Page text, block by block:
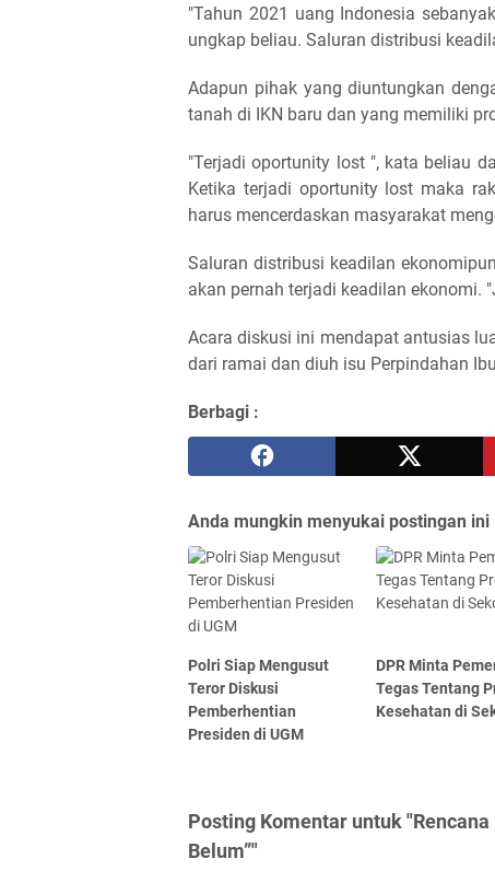
"Tahun 2021 uang Indonesia
ungkap beliau. Saluran distribusi
Adapun pihak yang diuntungkan
tanah di IKN baru dan yang memiliki
"Terjadi oportunity lost ", kata beliau
Ketika terjadi oportunity lost maka
harus mencerdaskan masyarakat
Saluran distribusi keadilan
akan pernah terjadi keadilan ekonomi.
Acara diskusi ini mendapat antusias
dari ramai dan diuh isu Perpindahan
Berbagi :
Anda mungkin menyukai postingan ini
Polri Siap Mengusut
Teror Diskusi
Pemberhentian
Presiden di UGM
DPR Minta
Tegas Tentang
Kesehatan di
Posting Komentar untuk
Belum”"